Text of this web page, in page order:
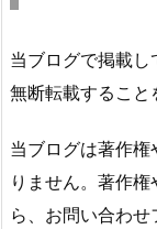
当ブログで掲載し
無断転載すること
当ブログは著作
りません。著作
ら、お問い合わ